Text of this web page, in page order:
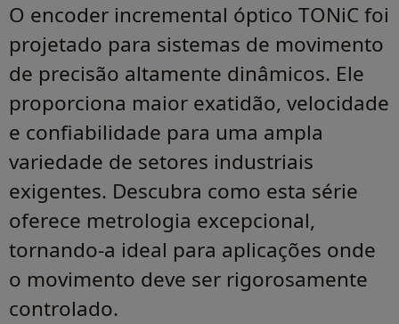
O encoder incremental óptico TONiC foi
projetado para sistemas de movimento
de precisão altamente dinâmicos. Ele
proporciona maior exatidão, velocidade
e confiabilidade para uma ampla
variedade de setores industriais
exigentes. Descubra como esta série
oferece metrologia excepcional,
tornando-a ideal para aplicações onde
o movimento deve ser rigorosamente
controlado.